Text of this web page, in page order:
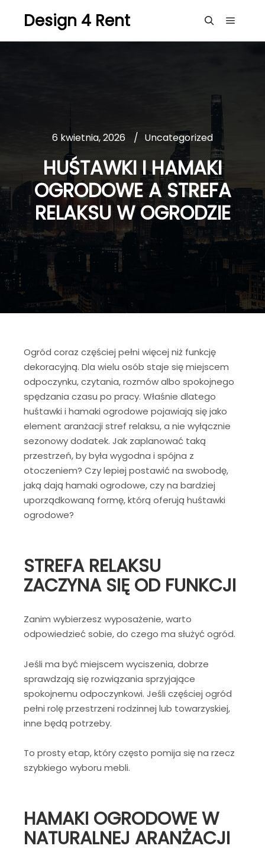
Design 4 Rent
6 kwietnia, 2026 Uncategorized
HUŚTAWKI I HAMAKI
OGRODOWE A STREFA
RELAKSU W OGRODZIE
Ogród coraz częściej pełni więcej niż funkcję
dekoracyjną. Dla wielu osób staje się miejscem
odpoczynku, czytania, rozmów albo spokojnego
spędzania czasu po pracy. Właśnie dlatego
huśtawki i hamaki ogrodowe pojawiają się jako
element aranżacji stref relaksu, a nie wyłącznie
sezonowy dodatek. Jak zaplanować taką
przestrzeń, by była wygodna i spójna z
otoczeniem? Czy lepiej postawić na swobodę,
jaką dają hamaki ogrodowe, czy na bardziej
uporządkowaną formę, którą oferują huśtawki
ogrodowe?
STREFA RELAKSU
ZACZYNA SIĘ OD FUNKCJI
Zanim wybierzesz wyposażenie, warto
odpowiedzieć sobie, do czego ma służyć ogród.
Jeśli ma być miejscem wyciszenia, dobrze
sprawdzają się rozwiązania sprzyjające
spokojnemu odpoczynkowi. Jeśli częściej ogród
pełni rolę przestrzeni rodzinnej lub towarzyskiej,
inne będą potrzeby.
To prosty etap, który często pomija się na rzecz
szybkiego wyboru mebli.
HAMAKI OGRODOWE W
NATURALNEJ ARANŻACJI